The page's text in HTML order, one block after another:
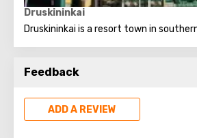
Druskininkai
Druskininkai is a resort town in
Feedback
ADD A REVIEW